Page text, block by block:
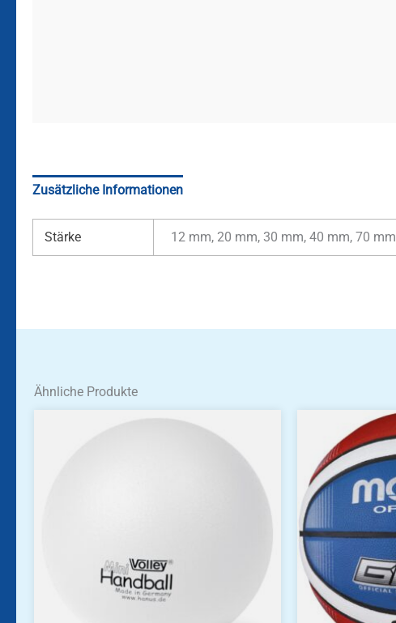
Zusätzliche Informationen
Stärke 12 mm, 20 mm, 30 mm, 40 mm, 70 mm
Ähnliche Produkte